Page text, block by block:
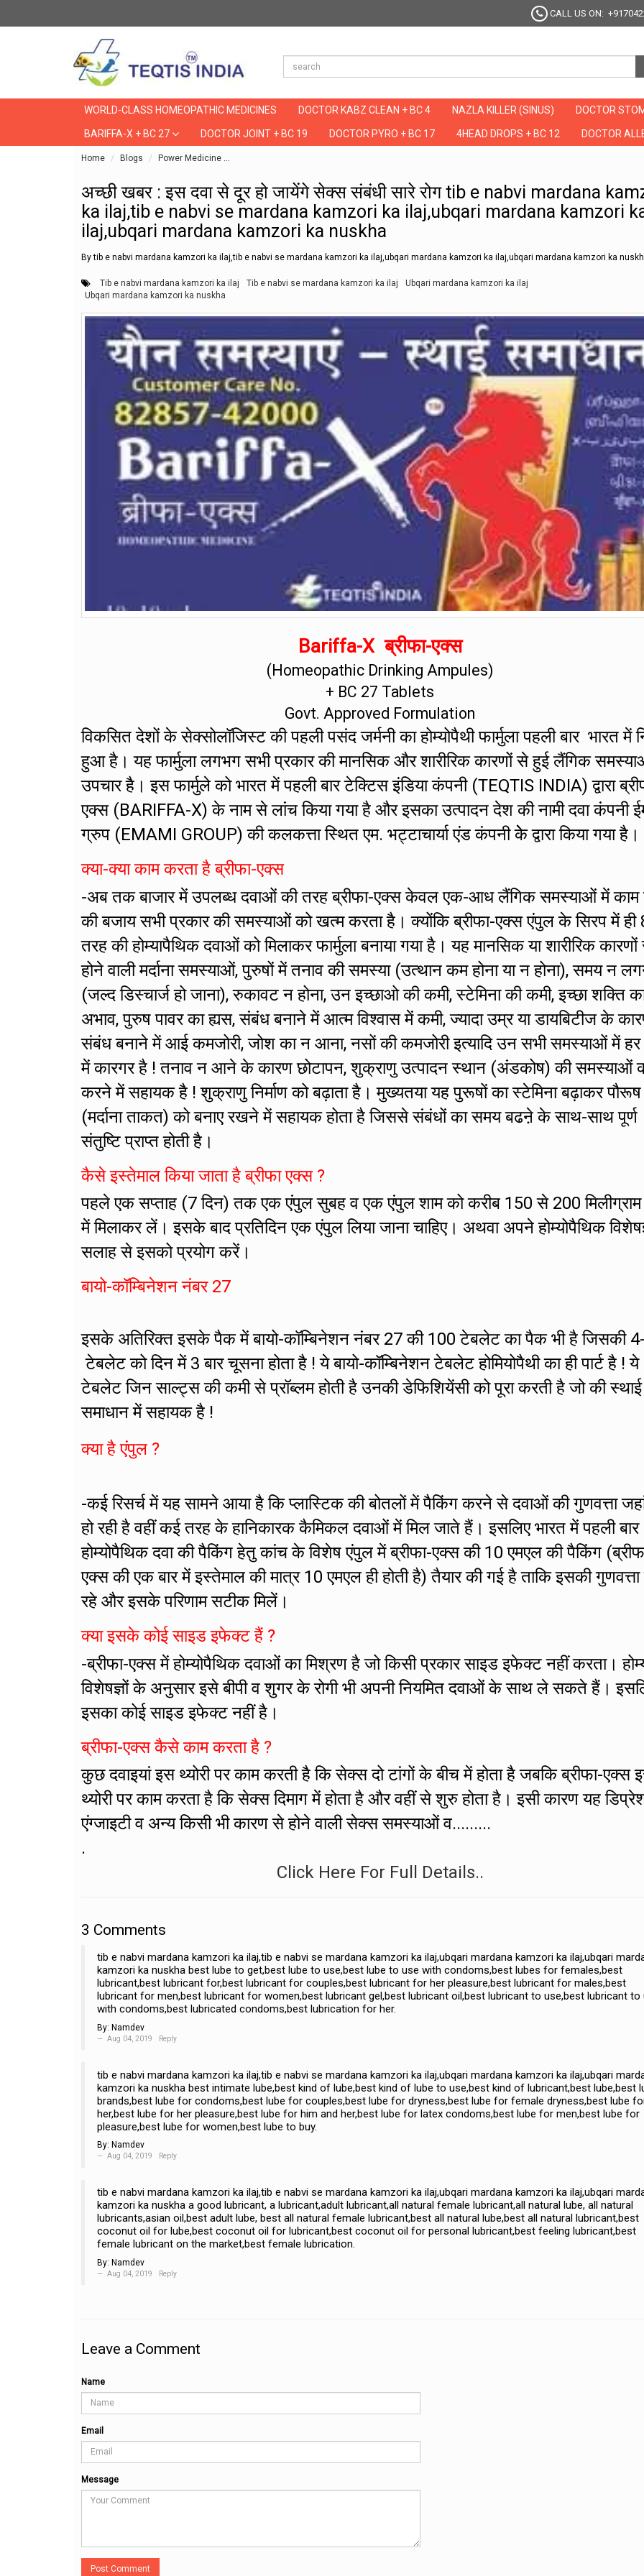
CALL US ON:
WORLD-CLASS HOMEOPATHIC MEDICINES DOCTOR KABZ CLEAN + BC 4 NAZLA KILLER (SINUS) DOCTOR
BARIFFA-X + BC 27 DOCTOR JOINT + BC 19 DOCTOR PYRO + BC 17 4HEAD DROPS + BC 12 DOCTOR
Home Blogs Power Medicine
अच्छी खबर : इस दवा से दूर हो जायेंगे सेक्स संबंधी सारे रोग tib e nabvi mardana
ka ilaj,tib e nabvi se mardana kamzori ka ilaj,ubqari mardana kamzori
ilaj,ubqari mardana kamzori ka nuskha
By tib e nabvi mardana kamzori ka ilaj,tib e nabvi se mardana kamzori ka ilaj,ubqari mardana kamzori ka ilaj,ubqari mardana kamzori ka
Tib e nabvi mardana kamzori ka ilaj Tib e nabvi se mardana kamzori ka ilaj
Ubqari mardana kamzori ka ilaj
Ubqari mardana kamzori ka nuskha
Bariffa-X ब्रीफा-एक्स
(Homeopathic Drinking Ampules)
+ BC 27 Tablets
Govt. Approved Formulation
विकसित देशों के सेक्सोलॉजिस्ट की पहली पसंद जर्मनी का होम्योपैथी फार्मुला पहली बार भारत में
हुआ है। यह फार्मुला लगभग सभी प्रकार की मानसिक और शारीरिक कारणों से हुई लैंगिक
उपचार है। इस फार्मुले को भारत में पहली बार टेक्टिस इंडिया कंपनी (TEQTIS INDIA) द्वारा
एक्स (BARIFFA-X) के नाम से लांच किया गया है और इसका उत्पादन देश की नामी दवा कंपनी
ग्रुप (EMAMI GROUP) की कलकत्ता स्थित एम. भट्टाचार्या एंड कंपनी केे द्वारा किया गया है।
क्या-क्या काम करता है ब्रीफा-एक्स
-अब तक बाजार में उपलब्ध दवाओं की तरह ब्रीफा-एक्स केवल एक-आध लैंगिक समस्याओं में
की बजाय सभी प्रकार की समस्याओं को खत्म करता है। क्योंकि ब्रीफा-एक्स एंपुल के सिरप में ही
तरह की होम्यापैथिक दवाओं को मिलाकर फार्मुला बनाया गया है। यह मानसिक या शारीरिक
होने वाली मर्दाना समस्याओं, पुरुषों में तनाव की समस्या (उत्थान कम होना या न होना), समय न
(जल्द डिस्चार्ज हो जाना), रुकावट न होना, उन इच्छाओ की कमी, स्टेमिना की कमी, इच्छा शक्ति
अभाव, पुरुष पावर का ह्यस, संबंध बनाने में आत्म विश्वास में कमी, ज्यादा उम्र या डायबिटीज के
संबंध बनाने में आई कमजोरी, जोश का न आना, नसों की कमजोरी इत्यादि उन सभी समस्याओं में
में कारगर है ! तनाव न आने के कारण छोटापन, शुक्राणु उत्पादन स्थान (अंडकोष) की समस्याओं
करने में सहायक है ! शुक्राणु निर्माण को बढ़ाता है। मुख्यतया यह पुरूषों का स्टेमिना बढ़ाकर पौरूष
(मर्दाना ताकत) को बनाए रखने में सहायक होता है जिससे संबंधों का समय बढऩे के साथ-साथ पूर्ण
संतुष्टि प्राप्त होती है।
कैसे इस्तेमाल किया जाता है ब्रीफा एक्स ?
पहले एक सप्ताह (7 दिन) तक एक एंपुल सुबह व एक एंपुल शाम को करीब 150 से 200 मिलीग्राम
में मिलाकर लें। इसके बाद प्रतिदिन एक एंपुल लिया जाना चाहिए। अथवा अपने होम्योपैथिक
सलाह से इसको प्रयोग करें।
बायो-कॉम्बिनेशन नंबर 27
इसके अतिरिक्त इसके पैक में बायो-कॉम्बिनेशन नंबर 27 की 100 टेबलेट का पैक भी है जिसकी
टेबलेट को दिन में 3 बार चूसना होता है ! ये बायो-कॉम्बिनेशन टेबलेट होमियोपैथी का ही पार्ट है ! ये
टेबलेट जिन साल्ट्स की कमी से प्रॉब्लम होती है उनकी डेफिशियेंसी को पूरा करती है जो की स्थाई
समाधान में सहायक है !
क्या है एंपुल ?
-कई रिसर्च में यह सामने आया है कि प्लास्टिक की बोतलों में पैकिंग करने से दवाओं की गुणवत्ता
हो रही है वहीं कई तरह के हानिकारक कैमिकल दवाओं में मिल जाते हैं। इसलिए भारत में पहली बार
होम्योपैथिक दवा की पैकिंग हेतु कांच के विशेष एंपुल में ब्रीफा-एक्स की 10 एमएल की पैकिंग
एक्स की एक बार में इस्तेमाल की मात्र 10 एमएल ही होती है) तैयार की गई है ताकि इसकी गुणवत्ता
रहे और इसके परिणाम सटीक मिलें।
क्या इसके कोई साइड इफेक्ट हैं ?
-ब्रीफा-एक्स में होम्योपैथिक दवाओं का मिश्रण है जो किसी प्रकार साइड इफेक्ट नहीं करता।
विशेषज्ञों के अनुसार इसे बीपी व शुगर के रोगी भी अपनी नियमित दवाओं के साथ ले सकते हैं।
इसका कोई साइड इफेक्ट नहीं है।
ब्रीफा-एक्स कैसे काम करता है ?
कुछ दवाइयां इस थ्योरी पर काम करती है कि सेक्स दो टांगों के बीच में होता है जबकि ब्रीफा-एक्स
थ्योरी पर काम करता है कि सेक्स दिमाग में होता है और वहीं से शुरु होता है। इसी कारण यह
एंग्जाइटी व अन्य किसी भी कारण से होने वाली सेक्स समस्याओं व.........
.
Click Here For Full Details..
3 Comments
tib e nabvi mardana kamzori ka ilaj,tib e nabvi se mardana kamzori ka ilaj,ubqari mardana kamzori ka ilaj,ubqari
kamzori ka nuskha best lube to get,best lube to use,best lube to use with condoms,best lubes for females,best
lubricant,best lubricant for,best lubricant for couples,best lubricant for her pleasure,best lubricant for males,best
lubricant for men,best lubricant for women,best lubricant gel,best lubricant oil,best lubricant to use,best lubricant to
with condoms,best lubricated condoms,best lubrication for her.
By: Namdev
Aug 04, 2019 Reply
tib e nabvi mardana kamzori ka ilaj,tib e nabvi se mardana kamzori ka ilaj,ubqari mardana kamzori ka ilaj,ubqari
kamzori ka nuskha best intimate lube,best kind of lube,best kind of lube to use,best kind of lubricant,best lube,best
brands,best lube for condoms,best lube for couples,best lube for dryness,best lube for female dryness,best lube
her,best lube for her pleasure,best lube for him and her,best lube for latex condoms,best lube for men,best lube for
pleasure,best lube for women,best lube to buy.
By: Namdev
Aug 04, 2019 Reply
tib e nabvi mardana kamzori ka ilaj,tib e nabvi se mardana kamzori ka ilaj,ubqari mardana kamzori ka ilaj,ubqari
kamzori ka nuskha a good lubricant, a lubricant,adult lubricant,all natural female lubricant,all natural lube, all natural
lubricants,asian oil,best adult lube, best all natural female lubricant,best all natural lube,best all natural lubricant,best
coconut oil for lube,best coconut oil for lubricant,best coconut oil for personal lubricant,best feeling lubricant,best
female lubricant on the market,best female lubrication.
By: Namdev
Aug 04, 2019 Reply
Leave a Comment
Name
Email
Message
Post Comment